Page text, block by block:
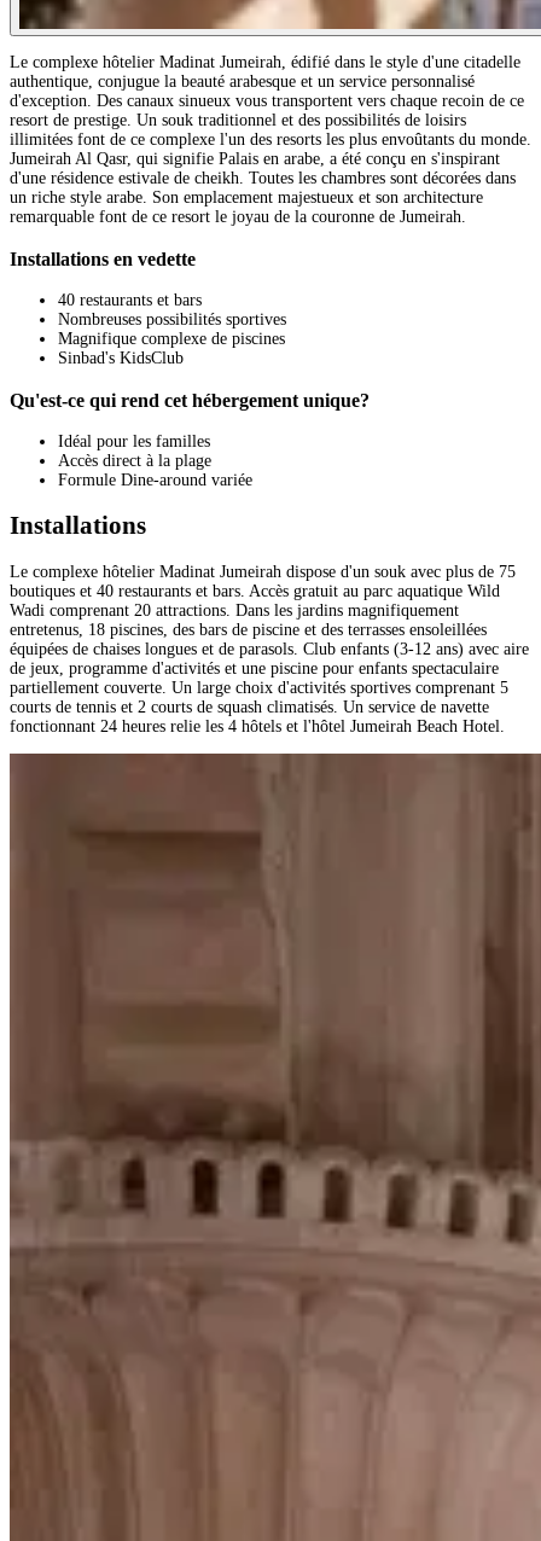
Le complexe hôtelier Madinat Jumeirah, édifié dans le style d'une citadelle
authentique, conjugue la beauté arabesque et un service personnalisé
d'exception. Des canaux sinueux vous transportent vers chaque recoin de ce
resort de prestige. Un souk traditionnel et des possibilités de loisirs
illimitées font de ce complexe l'un des resorts les plus envoûtants du monde.
Jumeirah Al Qasr, qui signifie Palais en arabe, a été conçu en s'inspirant
d'une résidence estivale de cheikh. Toutes les chambres sont décorées dans
un riche style arabe. Son emplacement majestueux et son architecture
remarquable font de ce resort le joyau de la couronne de Jumeirah.
Installations en vedette
40 restaurants et bars
Nombreuses possibilités sportives
Magnifique complexe de piscines
Sinbad's KidsClub
Qu'est-ce qui rend cet hébergement unique?
Idéal pour les familles
Accès direct à la plage
Formule Dine-around variée
Installations
Le complexe hôtelier Madinat Jumeirah dispose d'un souk avec plus de 75
boutiques et 40 restaurants et bars. Accès gratuit au parc aquatique Wild
Wadi comprenant 20 attractions. Dans les jardins magnifiquement
entretenus, 18 piscines, des bars de piscine et des terrasses ensoleillées
équipées de chaises longues et de parasols. Club enfants (3-12 ans) avec aire
de jeux, programme d'activités et une piscine pour enfants spectaculaire
partiellement couverte. Un large choix d'activités sportives comprenant 5
courts de tennis et 2 courts de squash climatisés. Un service de navette
fonctionnant 24 heures relie les 4 hôtels et l'hôtel Jumeirah Beach Hotel.